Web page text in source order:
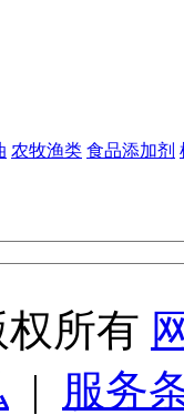
农牧渔类 食品添加剂
所有
| 服务